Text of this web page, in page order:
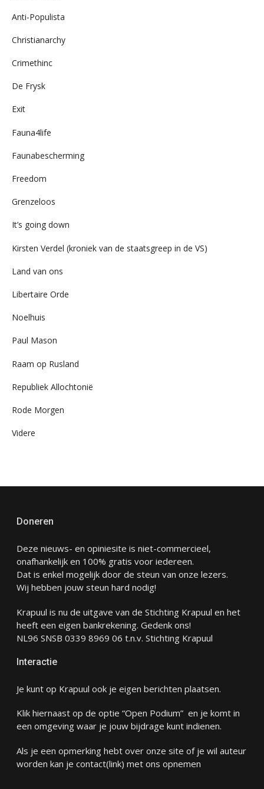
Anti-Populista
Christianarchy
Crimethinc
De Frysk
Exit
Fauna4life
Faunabescherming
Freedom
Grenzeloos
It’s going down
Kirsten Verdel (kroniek van de staatsgreep in de VS)
Land van ons
Libertaire Orde
Noelhuis
Paul Mason
Raam op Rusland
Republiek Allochtonië
Rode Morgen
Videre
Doneren
Deze nieuws- en opiniesite is niet-commercieel,
onafhankelijk en 100% gratis voor iedereen.
Dat is enkel mogelijk door de steun van onze lezers.
Wij hebben jouw steun hard nodig!
Krapuul is nu de uitgave van de Stichting Krapuul en het
heeft een eigen bankrekening. Gedenk ons!
NL96 SNSB 0339 8969 06 t.n.v. Stichting Krapuul
Interactie
Je kunt op Krapuul ook je eigen berichten plaatsen.
Klik hiernaast op de optie “Open Podium” en je komt in
een omgeving waar je jouw bijdrage kunt indienen.
Als je een opmerking hebt over onze site of je wil auteur
worden kan je contact(link) met ons opnemen